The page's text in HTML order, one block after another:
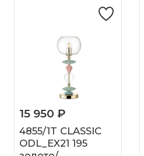
15 950 ₽
4855/1T CLASSIC
ODL_EX21 195